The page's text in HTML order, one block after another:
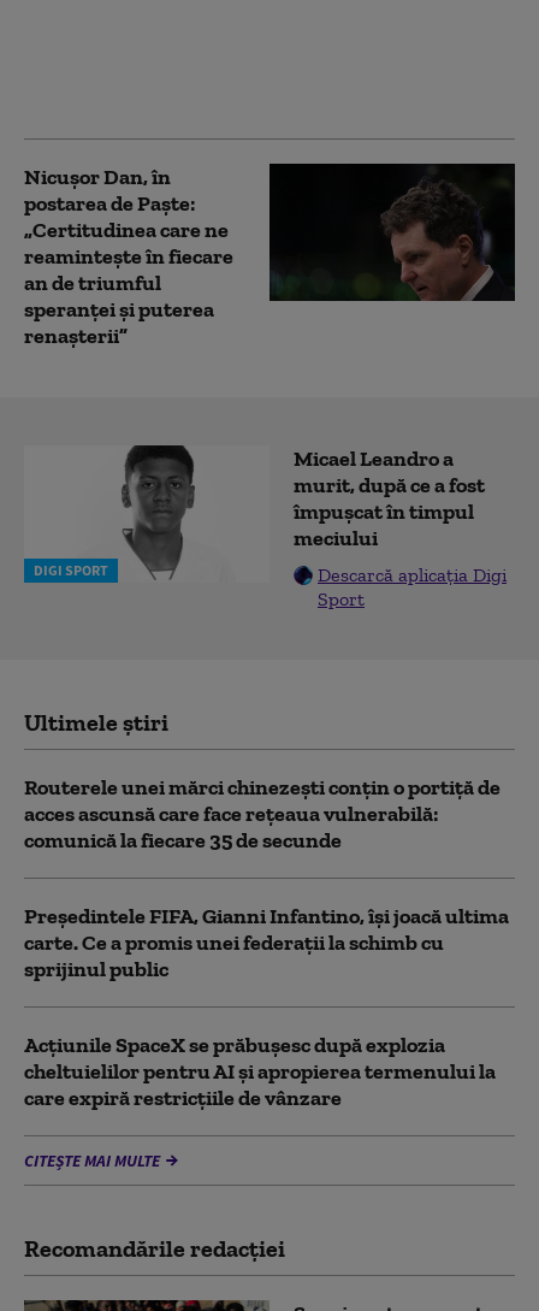
Nicușor Dan, în
postarea de Paște:
„Certitudinea care ne
reamintește în fiecare
an de triumful
speranței și puterea
renașterii”
DIGI SPORT
Micael Leandro a
murit, după ce a fost
împușcat în timpul
meciului
Descarcă aplicația Digi
Sport
Ultimele știri
Routerele unei mărci chinezești conțin o portiță de
acces ascunsă care face rețeaua vulnerabilă:
comunică la fiecare 35 de secunde
Președintele FIFA, Gianni Infantino, îşi joacă ultima
carte. Ce a promis unei federații la schimb cu
sprijinul public
Acţiunile SpaceX se prăbuşesc după explozia
cheltuielilor pentru AI şi apropierea termenului la
care expiră restricţiile de vânzare
CITEȘTE MAI MULTE
Recomandările redacţiei